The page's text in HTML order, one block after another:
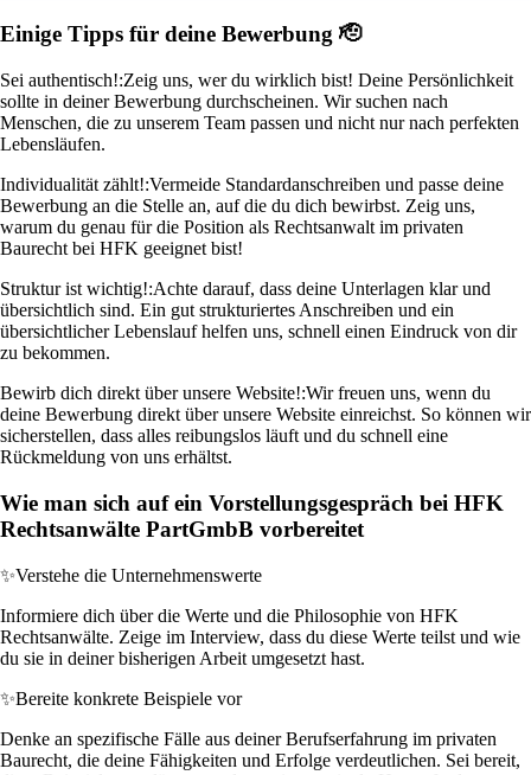
Einige Tipps für deine Bewerbung 🫡
Sei authentisch!:Zeig uns, wer du wirklich bist! Deine Persönlichkeit
sollte in deiner Bewerbung durchscheinen. Wir suchen nach
Menschen, die zu unserem Team passen und nicht nur nach perfekten
Lebensläufen.
Individualität zählt!:Vermeide Standardanschreiben und passe deine
Bewerbung an die Stelle an, auf die du dich bewirbst. Zeig uns,
warum du genau für die Position als Rechtsanwalt im privaten
Baurecht bei HFK geeignet bist!
Struktur ist wichtig!:Achte darauf, dass deine Unterlagen klar und
übersichtlich sind. Ein gut strukturiertes Anschreiben und ein
übersichtlicher Lebenslauf helfen uns, schnell einen Eindruck von dir
zu bekommen.
Bewirb dich direkt über unsere Website!:Wir freuen uns, wenn du
deine Bewerbung direkt über unsere Website einreichst. So können wir
sicherstellen, dass alles reibungslos läuft und du schnell eine
Rückmeldung von uns erhältst.
Wie man sich auf ein Vorstellungsgespräch bei HFK
Rechtsanwälte PartGmbB vorbereitet
✨Verstehe die Unternehmenswerte
Informiere dich über die Werte und die Philosophie von HFK
Rechtsanwälte. Zeige im Interview, dass du diese Werte teilst und wie
du sie in deiner bisherigen Arbeit umgesetzt hast.
✨Bereite konkrete Beispiele vor
Denke an spezifische Fälle aus deiner Berufserfahrung im privaten
Baurecht, die deine Fähigkeiten und Erfolge verdeutlichen. Sei bereit,